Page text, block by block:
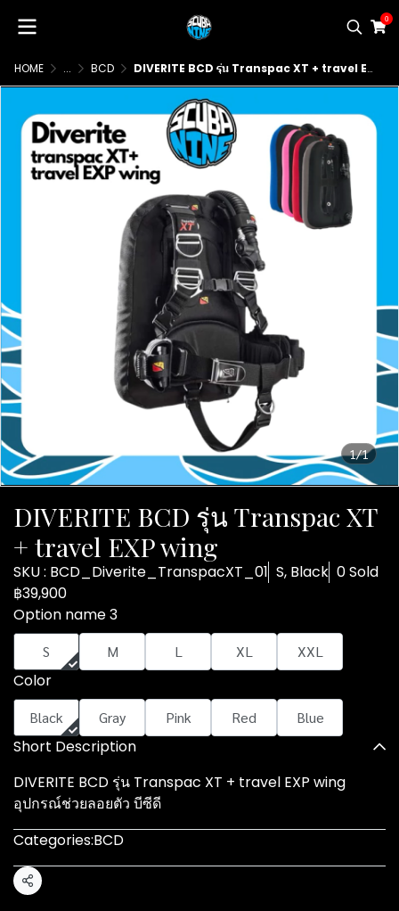
0
HOME ... BCD DIVERITE BCD รุ่น Transpac XT + travel EXP wing
1/1
DIVERITE BCD รุ่น Transpac XT
+ travel EXP wing
SKU : BCD_Diverite_TranspacXT_01 S, Black 0 Sold
฿39,900
Option name 3
S M L XL XXL
Color
Black Gray Pink Red Blue
Short Description
DIVERITE BCD รุ่น Transpac XT + travel EXP wing
อุปกรณ์ช่วยลอยตัว บีซีดี
Categories:BCD
Share